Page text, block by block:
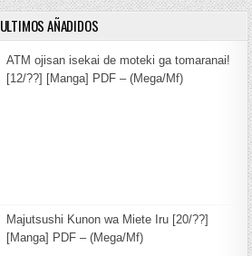
ULTIMOS AÑADIDOS
ATM ojisan isekai de moteki ga tomaranai!
[12/??] [Manga] PDF – (Mega/Mf)
Majutsushi Kunon wa Miete Iru [20/??]
[Manga] PDF – (Mega/Mf)